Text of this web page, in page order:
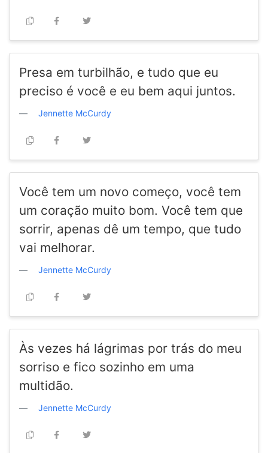
Presa em turbilhão, e tudo que eu
preciso é você e eu bem aqui juntos.
Jennette McCurdy
Você tem um novo começo, você tem
um coração muito bom. Você tem que
sorrir, apenas dê um tempo, que tudo
vai melhorar.
Jennette McCurdy
Às vezes há lágrimas por trás do meu
sorriso e fico sozinho em uma
multidão.
Jennette McCurdy